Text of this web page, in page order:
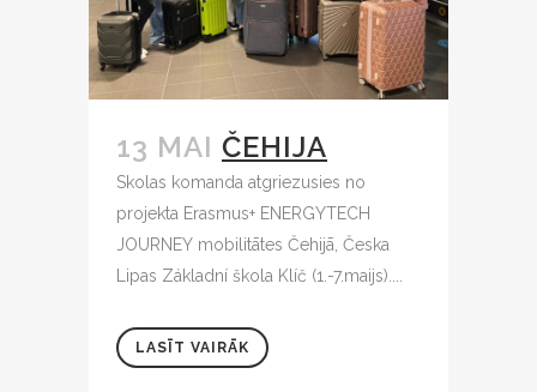
13 MAI ČEHIJA
Skolas komanda atgriezusies no
projekta Erasmus+ ENERGYTECH
JOURNEY mobilitātes Čehijā, Česka
Lipas Základní škola Klíč (1.-7.maijs)....
LASĪT VAIRĀK